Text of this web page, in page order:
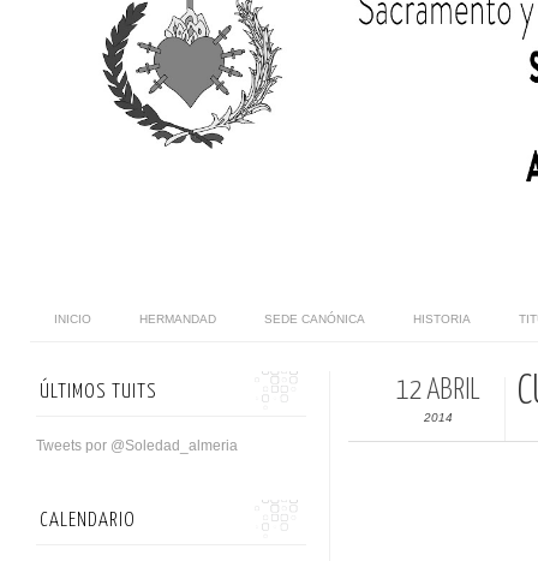
INICIO HERMANDAD SEDE CANÓNICA HISTORIA
12 ABRIL
2014
ÚLTIMOS TUITS
Tweets por @Soledad_almeria
CALENDARIO